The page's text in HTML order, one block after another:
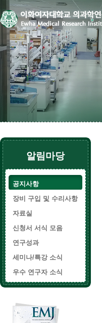
알림마당
공지사항
장비 구입 및 수리사항
자료실
신청서 서식 모음
연구성과
세미나/특강 소식
우수 연구자 소식